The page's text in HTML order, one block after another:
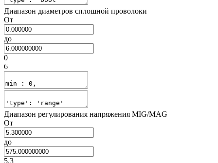
Диапазон диаметров сплошной проволоки
От
до
0
6
Диапазон регулирования напряжения MIG/MAG
От
до
5,3